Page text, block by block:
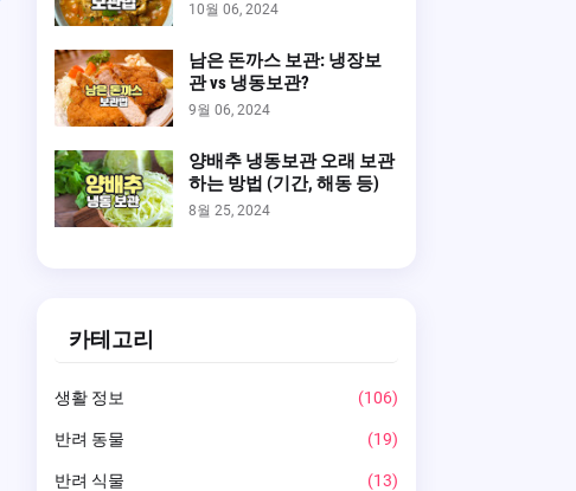
10월 06, 2024
남은 돈까스 보관: 냉장보
관 vs 냉동보관?
9월 06, 2024
양배추 냉동보관 오래 보관
하는 방법 (기간, 해동 등)
8월 25, 2024
카테고리
생활 정보 (106)
반려 동물 (19)
반려 식물 (13)